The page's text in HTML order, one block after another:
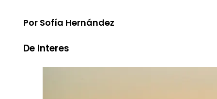
Por Sofía Hernández
De Interes